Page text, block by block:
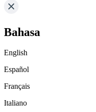
Bahasa
English
Español
Français
Italiano